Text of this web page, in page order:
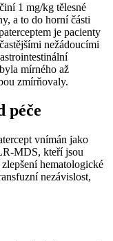
1 mg⁠/⁠kg tělesné
a to do horní části
je pacienty
nežádoucími
mírného až
zmírňovaly.
péče
vnímán jako
MDS, kteří jsou
hematologické
nezávislost,